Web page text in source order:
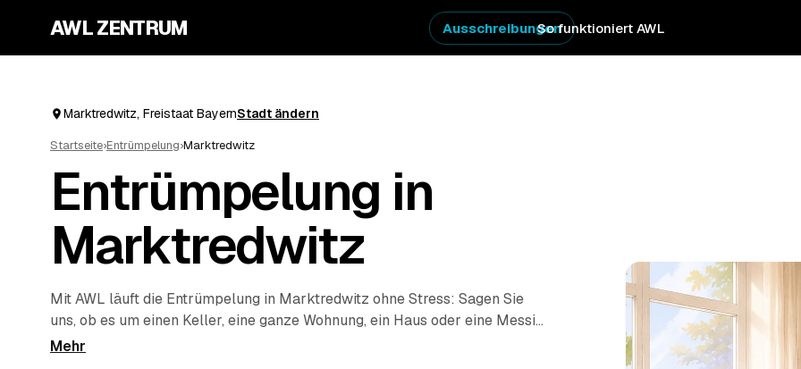
AWL ZENTRUM So funktioniert AWL
Ausschreibungen
Marktredwitz, Freistaat BayernStadt ändern
Startseite›Entrümpelung›Marktredwitz
Entrümpelung in
Marktredwitz
Mit AWL läuft die Entrümpelung in Marktredwitz ohne Stress: Sagen Sie
uns, ob es um einen Keller, eine ganze Wohnung, ein Haus oder eine Messie-
Wohnung geht, und Sie bekommen dafür mehrere Festpreis-Angebote auf